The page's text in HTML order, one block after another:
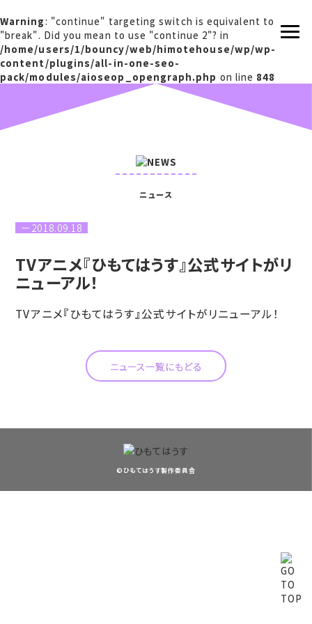
Warning: "continue" targeting switch is equivalent to
"break". Did you mean to use "continue 2"? in
/home/users/1/bouncy/web/himotehouse/wp/wp-
content/plugins/all-in-one-seo-
pack/modules/aioseop_opengraph.php on line 848
ニュース
2018.09.18
TVアニメ『ひもてはうす』公式サイトがリ
ニューアル！
TVアニメ『ひもてはうす』公式サイトがリニューアル！
ニュース一覧にもどる
©ひもてはうす製作委員会